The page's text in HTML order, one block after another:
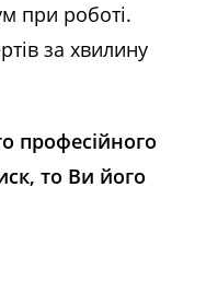
при роботі.
за хвилину
професійного
то Ви його